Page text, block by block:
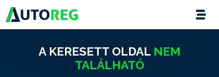
A KERESETT OLDAL NEM
TALÁLHATÓ